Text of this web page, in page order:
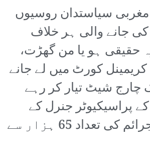
سیاستدان روسیوں
جانے والی ہر خلاف
حقیقی ہو یا من گھڑت،
کورٹ میں لے جانے
چارج شیٹ تیار کر رہے
پراسیکیوٹر جنرل کے
مطابق ایسے جرائم کی تعداد 65 ہزار سے